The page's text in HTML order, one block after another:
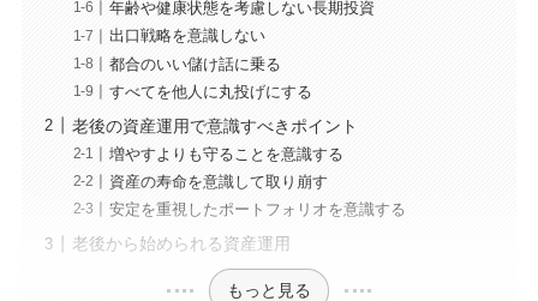
年齢や健康状態を考慮しない長期投資
出口戦略を意識しない
都合のいい儲け話に乗る
すべてを他人に丸投げにする
老後の資産運用で意識すべきポイント
増やすよりも守ることを意識する
資産の寿命を意識して取り崩す
安定を重視したポートフォリオを意識する
老後から始められる資産運用
もっと見る